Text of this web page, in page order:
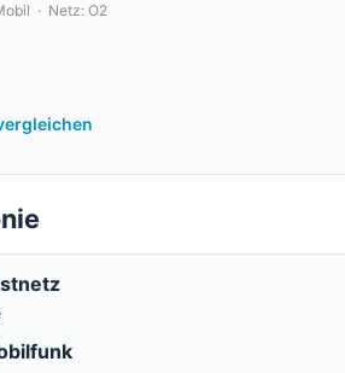
· Netz: O2